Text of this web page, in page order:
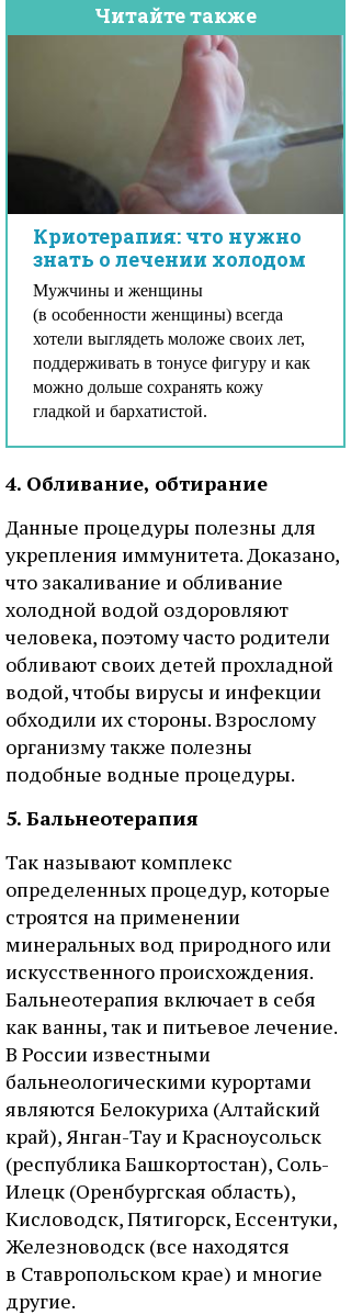
Читайте также
Криотерапия: что нужно
знать о лечении холодом
Мужчины и женщины
(в особенности женщины) всегда
хотели выглядеть моложе своих лет,
поддерживать в тонусе фигуру и как
можно дольше сохранять кожу
гладкой и бархатистой.
4. Обливание, обтирание
Данные процедуры полезны для
укрепления иммунитета. Доказано,
что закаливание и обливание
холодной водой оздоровляют
человека, поэтому часто родители
обливают своих детей прохладной
водой, чтобы вирусы и инфекции
обходили их стороны. Взрослому
организму также полезны
подобные водные процедуры.
5. Бальнеотерапия
Так называют комплекс
определенных процедур, которые
строятся на применении
минеральных вод природного или
искусственного происхождения.
Бальнеотерапия включает в себя
как ванны, так и питьевое лечение.
В России известными
бальнеологическими курортами
являются Белокуриха (Алтайский
край), Янган-Тау и Красноусольск
(республика Башкортостан), Соль-
Илецк (Оренбургская область),
Кисловодск, Пятигорск, Ессентуки,
Железноводск (все находятся
в Ставропольском крае) и многие
другие.